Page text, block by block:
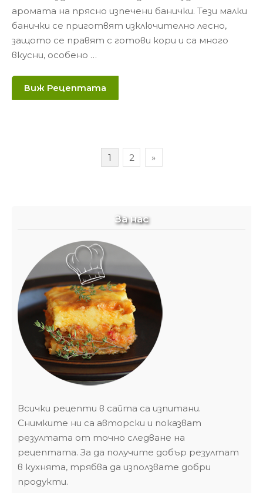
аромата на прясно изпечени банички. Тези малки
банички се приготвят изключително лесно,
защото се правят с готови кори и са много
вкусни, особено …
Виж Рецептата
1 2 »
За нас
Всички рецепти в сайта са изпитани.
Снимките ни са авторски и показват
резултата от точно следване на
рецептата. За да получите добър резултат
в кухнята, трябва да използвате добри
продукти.